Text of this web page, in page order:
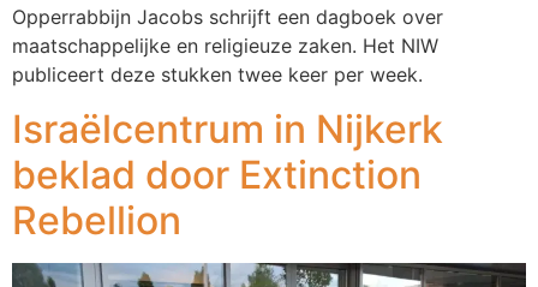
Opperrabbijn Jacobs schrijft een dagboek over
maatschappelijke en religieuze zaken. Het NIW
publiceert deze stukken twee keer per week.
Israëlcentrum in Nijkerk
beklad door Extinction
Rebellion